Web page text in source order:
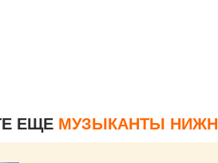
ЕЩЕ МУЗЫКАНТЫ